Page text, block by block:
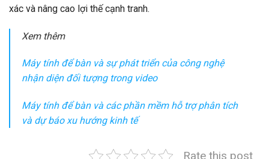
xác và nâng cao lợi thế cạnh tranh.
Xem thêm
Máy tính để bàn và sự phát triển của công nghệ
nhận diện đối tượng trong video
Máy tính để bàn và các phần mềm hỗ trợ phân tích
và dự báo xu hướng kinh tế
Rate this post